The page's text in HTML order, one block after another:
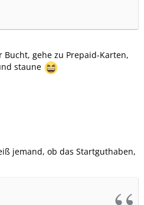
gehe zu Prepaid-Karten,
staune
jemand, ob das Startguthaben,